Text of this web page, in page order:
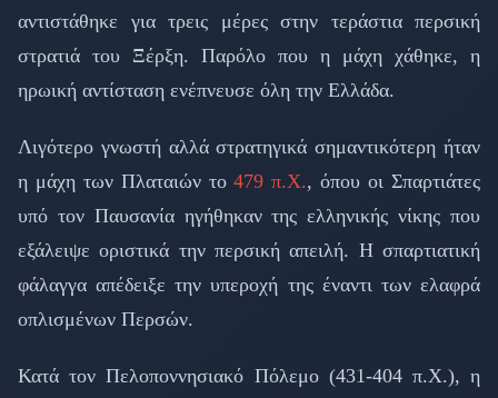
αντιστάθηκε για τρεις μέρες στην τεράστια περσική
στρατιά του Ξέρξη. Παρόλο που η μάχη χάθηκε, η
ηρωική αντίσταση ενέπνευσε όλη την Ελλάδα.
Λιγότερο γνωστή αλλά στρατηγικά σημαντικότερη ήταν
η μάχη των Πλαταιών το479 π.Χ., όπου οι Σπαρτιάτες
υπό τον Παυσανία ηγήθηκαν της ελληνικής νίκης που
εξάλειψε οριστικά την περσική απειλή. Η σπαρτιατική
φάλαγγα απέδειξε την υπεροχή της έναντι των ελαφρά
οπλισμένων Περσών.
Κατά τον Πελοποννησιακό Πόλεμο (431-404 π.Χ.), η